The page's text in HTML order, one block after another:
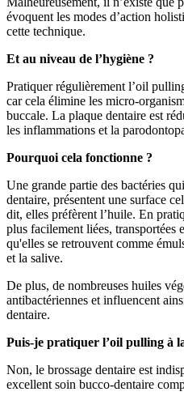
évoquent les modes d’action
cette technique.
Et au niveau de l’hygiène ?
Pratiquer régulièrement l’oil
car cela élimine les micro-
buccale. La plaque dentaire est
les inflammations et la
Pourquoi cela fonctionne ?
Une grande partie des bactéries
dentaire, présentent une surface
dit, elles préfèrent l’huile. En
plus facilement liées, transportées
qu'elles se retrouvent comme
et la salive.
De plus, de nombreuses huiles
antibactériennes et influencent
dentaire.
Puis-je pratiquer l’oil pulling à
Non, le brossage dentaire est
excellent soin bucco-dentaire